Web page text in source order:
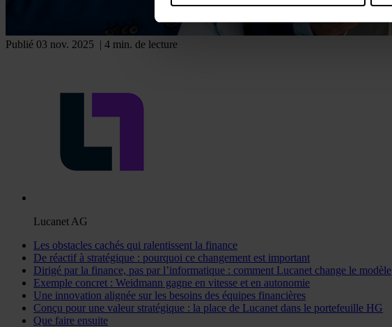
Publié 03 nov. 2025 | 4 min. de lecture
Lucanet AG
Les obstacles cachés qui ralentissent la finance
De réactif à stratégique : pourquoi ce changement est important
Dirigé par la finance, pas par l’informatique : comment Lucanet change le modèle
Exemple concret : Weidmann gagne en vitesse et en autonomie
Une innovation alignée sur les besoins des équipes financières
Conçu pour une valeur stratégique : la place de Lucanet dans le portefeuille HG
Que faire ensuite